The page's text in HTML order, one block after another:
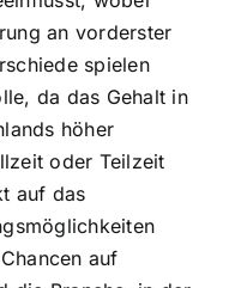
an vorderster
spielen
da das Gehalt in
höher
oder Teilzeit
auf das
auf